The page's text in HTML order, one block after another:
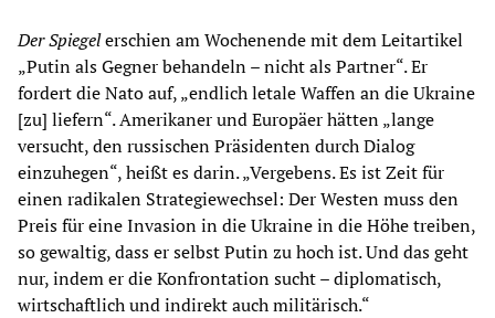
Der Spiegelerschien am Wochenende mit dem Leitartikel
„Putin als Gegner behandeln – nicht als Partner“. Er
fordert die Nato auf, „endlich letale Waffen an die Ukraine
[zu] liefern“. Amerikaner und Europäer hätten „lange
versucht, den russischen Präsidenten durch Dialog
einzuhegen“, heißt es darin. „Vergebens. Es ist Zeit für
einen radikalen Strategiewechsel: Der Westen muss den
Preis für eine Invasion in die Ukraine in die Höhe treiben,
so gewaltig, dass er selbst Putin zu hoch ist. Und das geht
nur, indem er die Konfrontation sucht – diplomatisch,
wirtschaftlich und indirekt auch militärisch.“